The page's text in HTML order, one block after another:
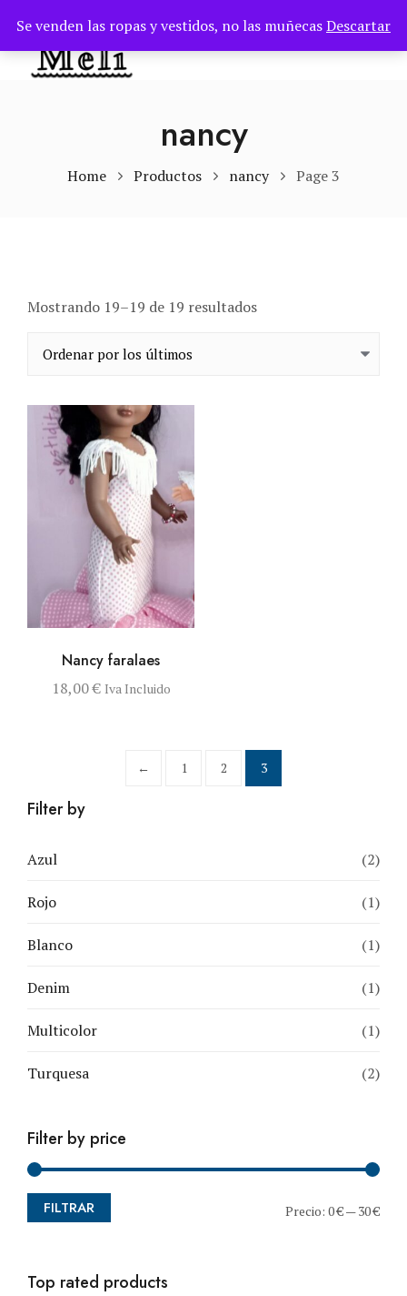
Se venden las ropas y vestidos, no las muñecasDescartar
nancy
Home Productos nancy Page 3
Mostrando 19–19 de 19 resultadosOrdenado por los
CARRITO
Nancy faralaes
18,00€ Iva Incluido
← 1 2 3
Filter by
Azul (2)
Rojo (1)
Blanco (1)
Denim (1)
Multicolor (1)
Turquesa (2)
Filter by price
FILTRAR Precio: 0 €—30 €
Top rated products